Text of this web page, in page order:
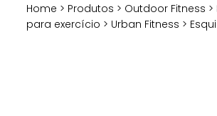
Home > Produtos > Outdoor Fitness >
para exercício > Urban Fitness >